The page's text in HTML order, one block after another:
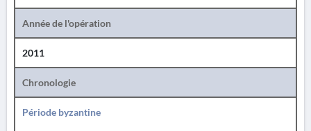
Année de l'opération
2011
Chronologie
Période byzantine